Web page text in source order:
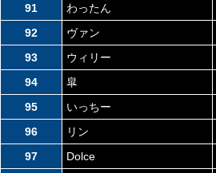
91
わったん
92
ヴァン
93
ウィリー
94
皐
95
いっちー
96
リン
97
Dolce